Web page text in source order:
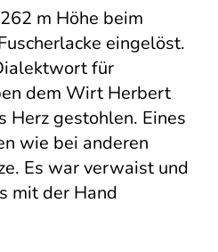
m Höhe beim
eingelöst.
für
dem Wirt Herbert
Herz gestohlen. Eines
wie bei anderen
Es war verwaist und
mit der Hand